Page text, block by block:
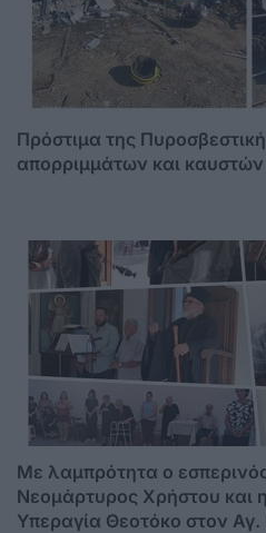
Πρόστιμα της
απορριμμάτων και
Mε λαμπρότητα ο
Νεομάρτυρος Χρήστου και
Υπεραγία Θεοτόκο στον